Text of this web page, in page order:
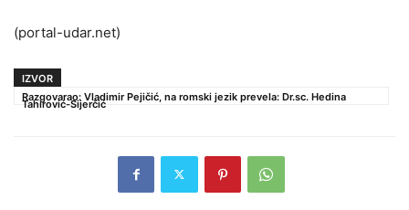
(portal-udar.net)
IZVOR
Razgovarao: Vladimir Pejičić, na romski jezik prevela: Dr.sc. Hedina
Tahirović-Sijerčić